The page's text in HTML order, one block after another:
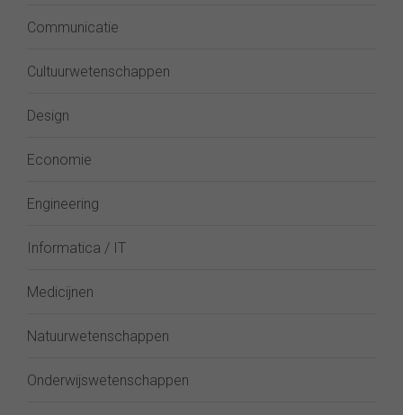
Communicatie
Cultuurwetenschappen
Design
Economie
Engineering
Informatica / IT
Medicijnen
Natuurwetenschappen
Onderwijswetenschappen